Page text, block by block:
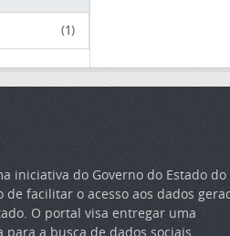
(1)
iniciativa do Governo do Estado do
de facilitar o acesso aos dados
O portal visa entregar uma
a busca de dados sociais,